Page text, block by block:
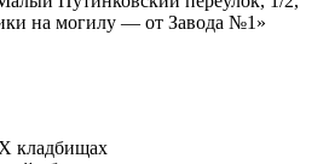
на могилу — от Завода №1»
кладбищах